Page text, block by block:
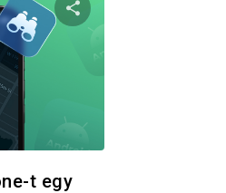
Oszd meg ezt a
Twitter
t egy